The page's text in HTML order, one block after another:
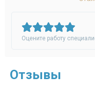
Оцените работу
Отзывы